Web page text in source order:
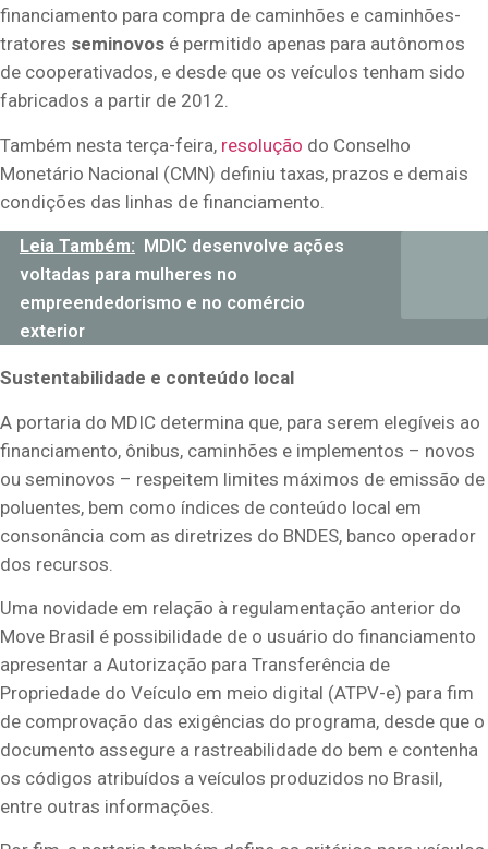
financiamento para compra de caminhões e caminhões-
tratores seminovos é permitido apenas para autônomos
de cooperativados, e desde que os veículos tenham sido
fabricados a partir de 2012.
Também nesta terça-feira, resolução do Conselho
Monetário Nacional (CMN) definiu taxas, prazos e demais
condições das linhas de financiamento.
Leia Também:
MDIC desenvolve ações
voltadas para mulheres no
empreendedorismo e no comércio
exterior
Sustentabilidade e conteúdo local
A portaria do MDIC determina que, para serem elegíveis ao
financiamento, ônibus, caminhões e implementos – novos
ou seminovos – respeitem limites máximos de emissão de
poluentes, bem como índices de conteúdo local em
consonância com as diretrizes do BNDES, banco operador
dos recursos.
Uma novidade em relação à regulamentação anterior do
Move Brasil é possibilidade de o usuário do financiamento
apresentar a Autorização para Transferência de
Propriedade do Veículo em meio digital (ATPV-e) para fim
de comprovação das exigências do programa, desde que o
documento assegure a rastreabilidade do bem e contenha
os códigos atribuídos a veículos produzidos no Brasil,
entre outras informações.